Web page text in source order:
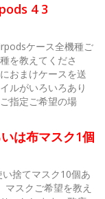
4 3
ケース全機種ご
を教えてくださ
おまけケースを送
ルがいろいろあり
指定ご希望の場
は布マスク1個
捨てマスク10個あ
スクご希望を教え